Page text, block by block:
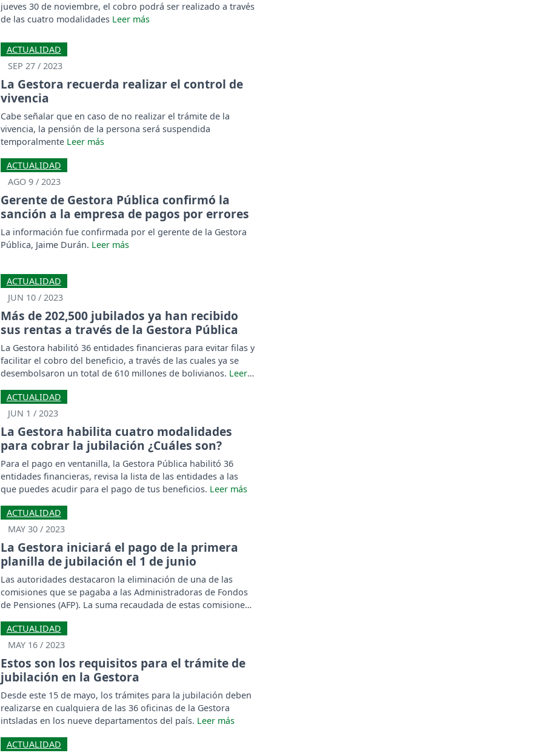
jueves 30 de noviembre, el cobro podrá ser realizado a través
de las cuatro modalidades
ACTUALIDAD
SEP 27 / 2023
La Gestora recuerda realizar el control de
vivencia
Cabe señalar que en caso de no realizar el trámite de la
vivencia, la pensión de la persona será suspendida
temporalmente
ACTUALIDAD
AGO 9 / 2023
Gerente de Gestora Pública confirmó la
sanción a la empresa de pagos por errores
La información fue confirmada por el gerente de la Gestora
Pública, Jaime Durán.
ACTUALIDAD
JUN 10 / 2023
Más de 202,500 jubilados ya han recibido
sus rentas a través de la Gestora Pública
La Gestora habilitó 36 entidades financieras para evitar filas y
facilitar el cobro del beneficio, a través de las cuales ya se
desembolsaron un total de 610 millones de bolivianos.
ACTUALIDAD
JUN 1 / 2023
La Gestora habilita cuatro modalidades
para cobrar la jubilación ¿Cuáles son?
Para el pago en ventanilla, la Gestora Pública habilitó 36
entidades financieras, revisa la lista de las entidades a las
que puedes acudir para el pago de tus beneficios.
ACTUALIDAD
MAY 30 / 2023
La Gestora iniciará el pago de la primera
planilla de jubilación el 1 de junio
Las autoridades destacaron la eliminación de una de las
comisiones que se pagaba a las Administradoras de Fondos
de Pensiones (AFP). La suma recaudada de estas comisiones
ACTUALIDAD
MAY 16 / 2023
Estos son los requisitos para el trámite de
jubilación en la Gestora
Desde este 15 de mayo, los trámites para la jubilación deben
realizarse en cualquiera de las 36 oficinas de la Gestora
intsladas en los nueve departamentos del país.
ACTUALIDAD